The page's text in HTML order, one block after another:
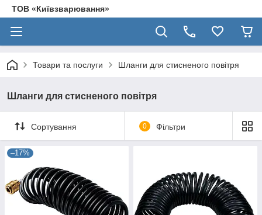
ТОВ «Київзварювання»
Товари та послуги Шланги для стисненого повітря
Шланги для стисненого повітря
Сортування 0 Фільтри
–17%